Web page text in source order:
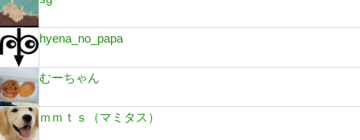
hyena_no_papa
むーちゃん
ｍｍｔｓ（マミタス）